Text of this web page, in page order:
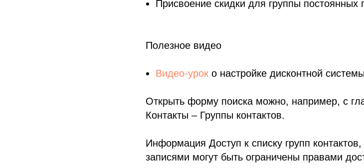
Присвоение скидки для группы постоянных
Полезное видео
Видео-урок о настройке дисконтной
Открыть форму поиска можно, например, с
Контакты – Группы контактов.
Информация Доступ к списку групп
записями могут быть ограничены правами